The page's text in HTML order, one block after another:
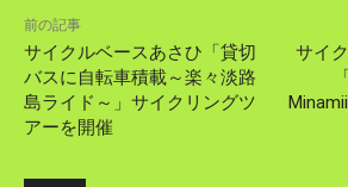
前の記事
サイクルベースあさひ「貸切
バスに自転車積載～楽々淡路
島ライド～」サイクリングツ
アーを開催
サイ